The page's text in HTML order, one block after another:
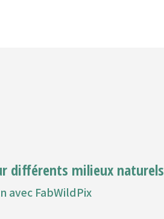
différents milieux naturels
avec FabWildPix